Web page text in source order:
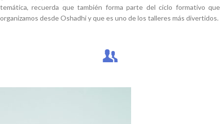
temática, recuerda que también forma parte del ciclo formativo que
organizamos desde Oshadhi y que es uno de los talleres más divertidos.